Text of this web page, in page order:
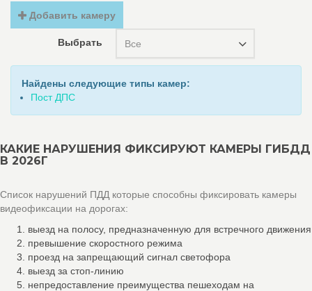
Добавить камеру
Выбрать Все
Найдены следующие типы камер:
Пост ДПС
КАКИЕ НАРУШЕНИЯ ФИКСИРУЮТ КАМЕРЫ ГИБДД
В 2026Г
Список нарушений ПДД которые способны фиксировать камеры
видеофиксации на дорогах:
выезд на полосу, предназначенную для встречного движения
превышение скоростного режима
проезд на запрещающий сигнал светофора
выезд за стоп-линию
непредоставление преимущества пешеходам на